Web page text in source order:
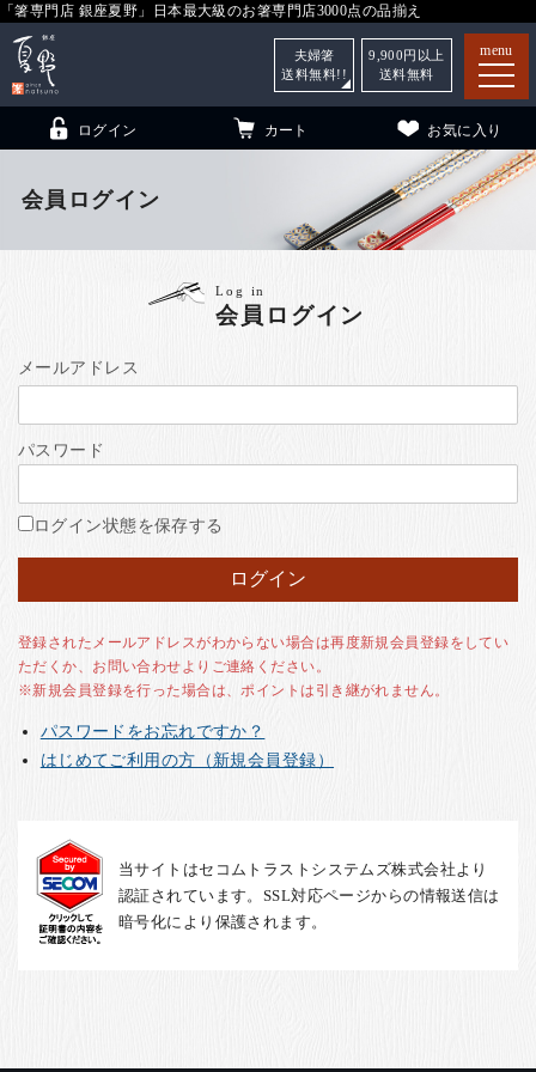
「箸専門店 銀座夏野」日本最大級のお箸専門店3000点の品揃え
menu
（贈答用・自宅用）
銀座夏野・箸長
ご利用ガイド
お客様の声
お知らせ
English
ログイン カート お気に入り
夫婦箸
送料無料!!
9,900 円以上
送料無料
会員ログイン
Log in
会員ログイン
メールアドレス
パスワード
ログイン状態を保存する
登録されたメールアドレスがわからない場合は再度新規会員登録をしてい
ただくか、お問い合わせよりご連絡ください。
※新規会員登録を行った場合は、ポイントは引き継がれません。
パスワードをお忘れですか？
はじめてご利用の方（新規会員登録）
当サイトはセコムトラストシステムズ株式会社より
認証されています。SSL対応ページからの情報送信は
暗号化により保護されます。